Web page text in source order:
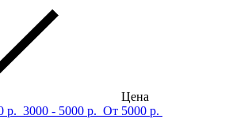
Цена
р. 3000 - 5000 р. От 5000 р.